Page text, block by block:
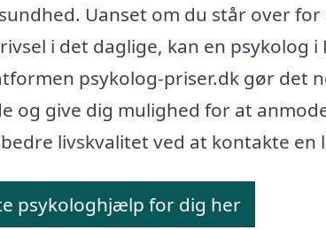
Uanset om du står over
i det daglige, kan en psykolog
psykolog-priser.dk gør det
og give dig mulighed for at
livskvalitet ved at kontakte en
psykologhjælp for dig her